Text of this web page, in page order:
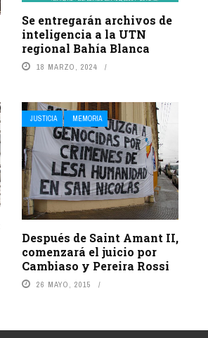
Se entregarán archivos de
inteligencia a la UTN
regional Bahía Blanca
18 MARZO, 2024
JUSTICIA MEMORIA
Después de Saint Amant II,
comenzará el juicio por
Cambiaso y Pereira Rossi
26 MAYO, 2015